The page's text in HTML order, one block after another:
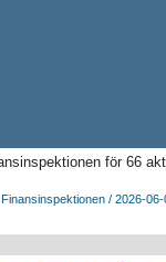
för 66
/ 2026-06-